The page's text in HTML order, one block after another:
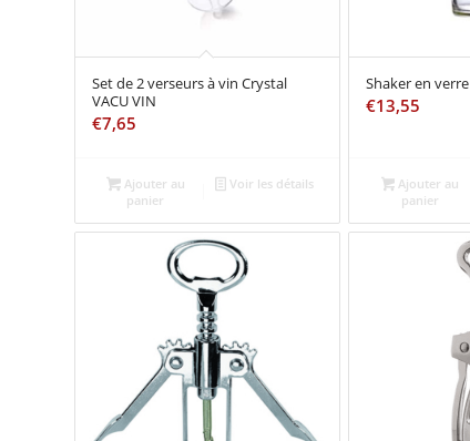
Set de 2 verseurs à vin Crystal
VACU VIN
€7,65
Ajouter au
panier
Voir les détails
Shaker en verre
€13,55
Ajouter au
panier